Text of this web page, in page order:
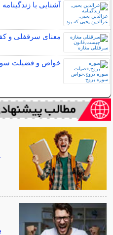
آشنایی با
معنای سرقفلی و
خواص و فضیلت